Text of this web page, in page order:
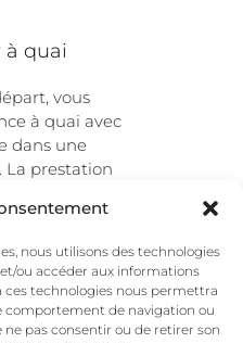
nous utilisons des technologies
ou accéder aux informations
ces technologies nous permettra
comportement de navigation ou
ne pas consentir ou de retirer son
quai
vous
à quai avec
dans une
La prestation
donné à titre
exigences.